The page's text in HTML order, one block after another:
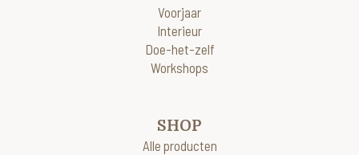
Voorjaar
Interieur
Doe-het-zelf
Workshops
SHOP
Alle producten